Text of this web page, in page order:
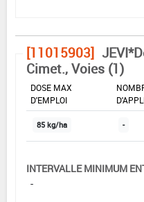
[11015903]
Cimet., Voies (1)
DOSE MAX
D'EMPLOI
85 kg/ha -
INTERVALLE MINIMUM
-